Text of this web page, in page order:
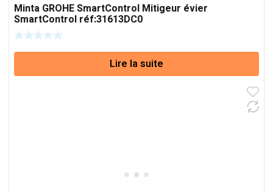
Minta GROHE SmartControl Mitigeur évier
SmartControl réf:31613DC0
Lire la suite